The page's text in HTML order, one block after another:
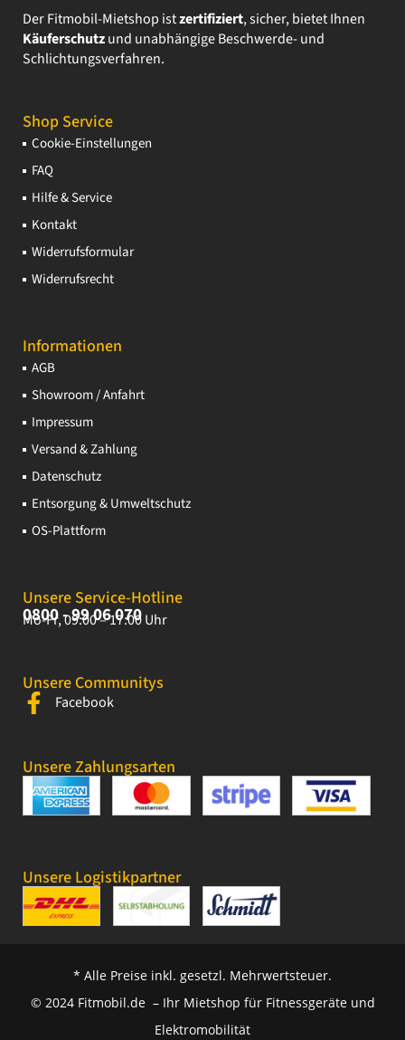
Der Fitmobil-Mietshop istzertifiziert, sicher, bietet Ihnen
Käuferschutzund unabhängige Beschwerde- und
Schlichtungsverfahren.
Shop Service
Cookie-Einstellungen
FAQ
Hilfe & Service
Kontakt
Widerrufsformular
Widerrufsrecht
Informationen
AGB
Showroom / Anfahrt
Impressum
Versand & Zahlung
Datenschutz
Entsorgung & Umweltschutz
OS-Plattform
Unsere Service-Hotline
0800 - 99 06 070
Mo-Fr, 09:00 – 17:00 Uhr
Unsere Communitys
Facebook
Unsere Zahlungsarten
Unsere Logistikpartner
* Alle Preise inkl. gesetzl. Mehrwertsteuer.
© 2024 Fitmobil.de – Ihr Mietshop für Fitnessgeräte und
Elektromobilität